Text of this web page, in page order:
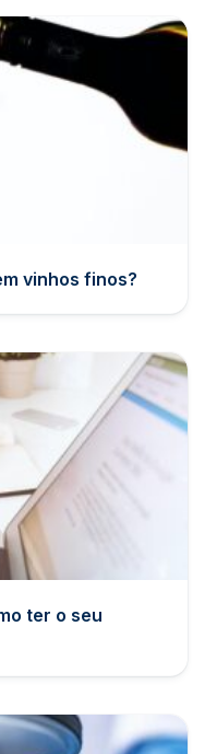
vinhos finos?
ter o seu